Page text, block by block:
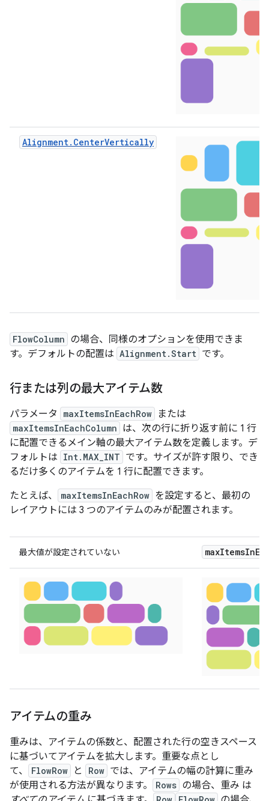
Alignment.CenterVertically
FlowColumn の場合、同様のオプションを使用できま
す。デフォルトの配置は Alignment.Start です。
行または列の最大アイテム数
パラメータ maxItemsInEachRow または
maxItemsInEachColumn は、次の行に折り返す前に 1 行
に配置できるメイン軸の最大アイテム数を定義します。デ
フォルトは Int.MAX_INT です。サイズが許す限り、でき
るだけ多くのアイテムを 1 行に配置できます。
たとえば、
maxItemsInEachRow を設定すると、最初の
レイアウトには 3 つのアイテムのみが配置されます。
最大値が設定されていない
アイテムの重み
重みは、アイテムの係数と、配置された行の空きスペース
に基づいてアイテムを拡大します。重要な点とし
て、
FlowRow と Row では、アイテムの幅の計算に重み
が使用される方法が異なります。
Rows の場合、重み は